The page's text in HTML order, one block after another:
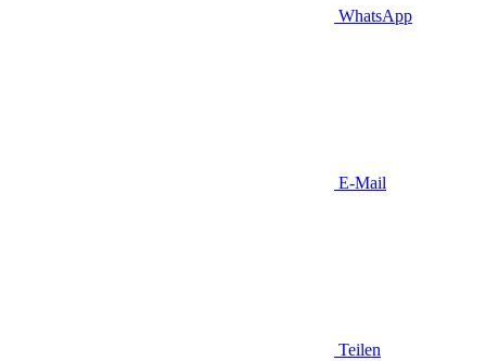
WhatsApp
E-Mail
Teilen